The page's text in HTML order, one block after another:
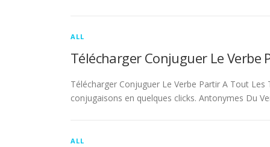
ALL
Télécharger Conjuguer Le Verbe
Télécharger Conjuguer Le Verbe Partir A Tout
conjugaisons en quelques clicks. Antonymes Du
ALL